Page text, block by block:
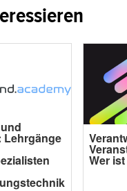
Lehrgänge
Wer